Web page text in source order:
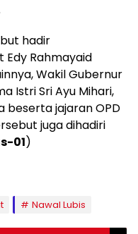
hadir
Edy Rahmayaid
Wakil Gubernur
Istri Sri Ayu Mihari,
beserta jajaran OPD
juga dihadiri
01)
Nawal Lubis